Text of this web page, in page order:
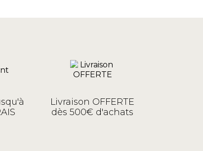
Livraison OFFERTE
dès 500€ d'achats